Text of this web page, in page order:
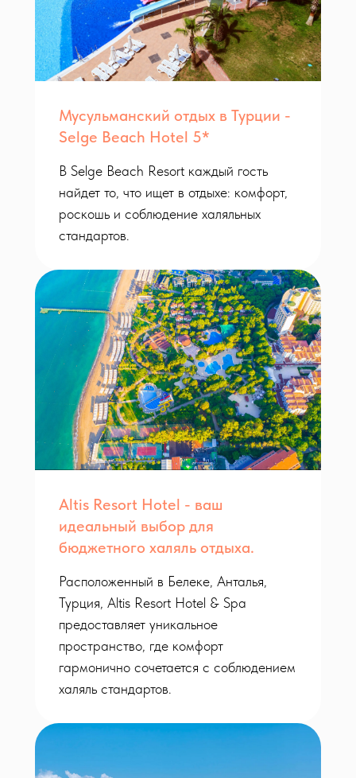
Мусульманский отдых в Турции -
Selge Beach Hotel 5*
В Selge Beach Resort каждый гость
найдет то, что ищет в отдыхе: комфорт,
роскошь и соблюдение халяльных
стандартов.
Altis Resort Hotel - ваш
идеальный выбор для
бюджетного халяль отдыха.
Расположенный в Белеке, Анталья,
Турция, Altis Resort Hotel & Spa
предоставляет уникальное
пространство, где комфорт
гармонично сочетается с соблюдением
халяль стандартов.